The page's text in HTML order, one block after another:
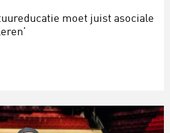
moet juist asociale